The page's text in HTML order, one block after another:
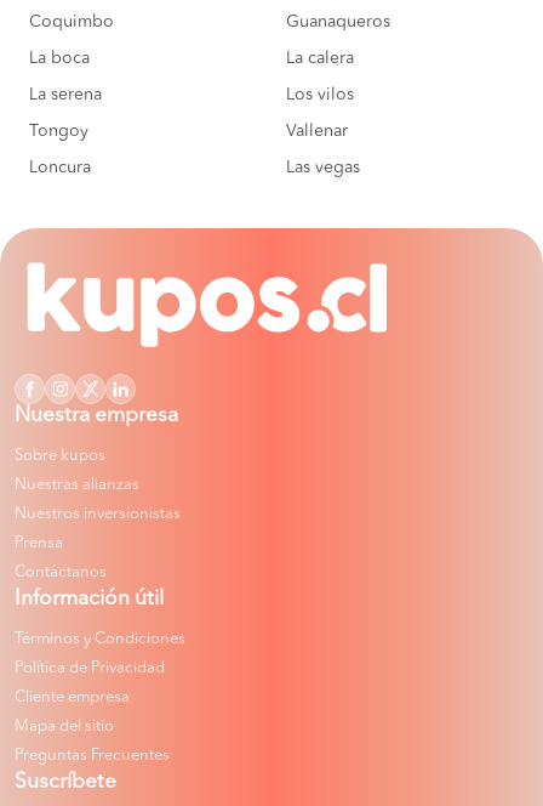
Coquimbo Guanaqueros
La boca La calera
La serena Los vilos
Tongoy Vallenar
Loncura Las vegas
Nuestra empresa
Sobre kupos
Nuestras alianzas
Nuestros inversionistas
Prensa
Contáctanos
Información útil
Términos y Condiciones
Política de Privacidad
Cliente empresa
Mapa del sitio
Preguntas Frecuentes
Suscríbete